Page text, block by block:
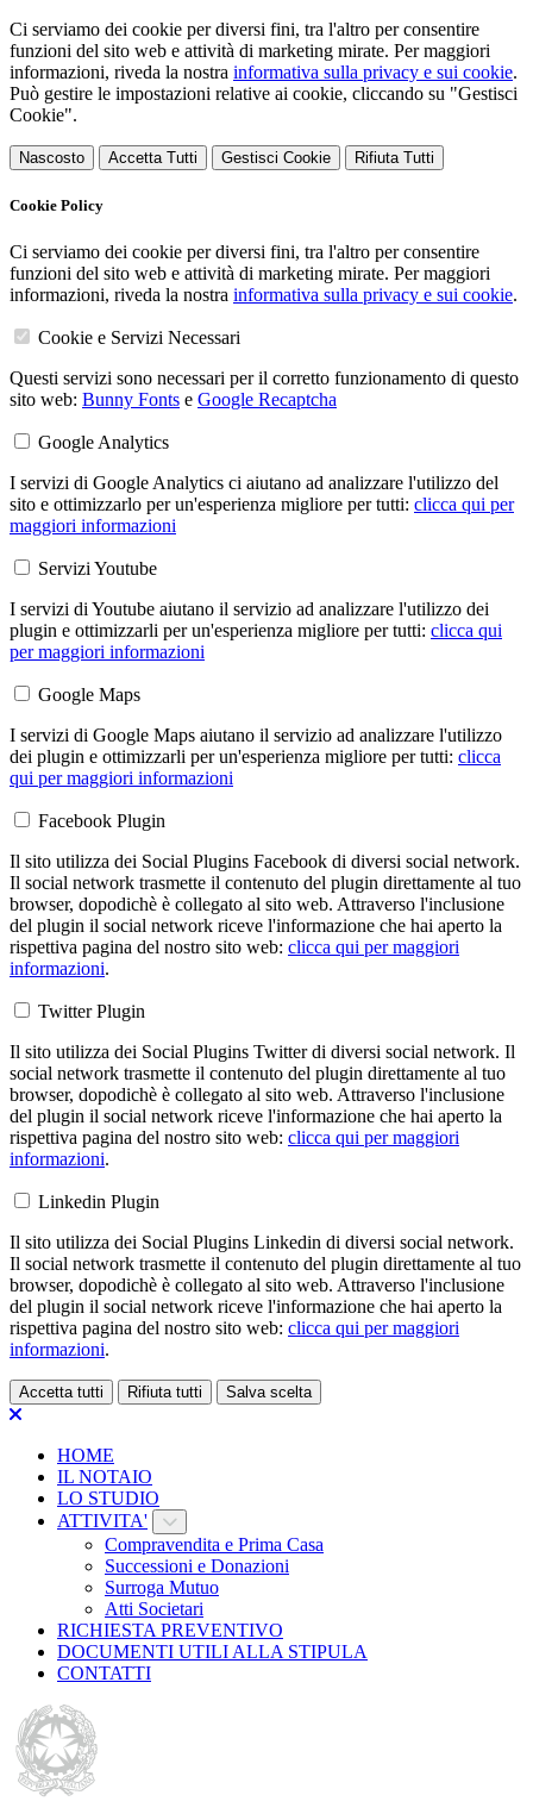
Ci serviamo dei cookie per diversi fini, tra l'altro per consentire
funzioni del sito web e attività di marketing mirate. Per maggiori
informazioni, riveda la nostra informativa sulla privacy e sui cookie.
Può gestire le impostazioni relative ai cookie, cliccando su "Gestisci
Cookie".
Nascosto Accetta Tutti Gestisci Cookie Rifiuta Tutti
Cookie Policy
Ci serviamo dei cookie per diversi fini, tra l'altro per consentire
funzioni del sito web e attività di marketing mirate. Per maggiori
informazioni, riveda la nostra informativa sulla privacy e sui cookie.
Cookie e Servizi Necessari
Questi servizi sono necessari per il corretto funzionamento di questo
sito web: Bunny Fonts e Google Recaptcha
Google Analytics
I servizi di Google Analytics ci aiutano ad analizzare l'utilizzo del
sito e ottimizzarlo per un'esperienza migliore per tutti: clicca qui per
maggiori informazioni
Servizi Youtube
I servizi di Youtube aiutano il servizio ad analizzare l'utilizzo dei
plugin e ottimizzarli per un'esperienza migliore per tutti: clicca qui
per maggiori informazioni
Google Maps
I servizi di Google Maps aiutano il servizio ad analizzare l'utilizzo
dei plugin e ottimizzarli per un'esperienza migliore per tutti: clicca
qui per maggiori informazioni
Facebook Plugin
Il sito utilizza dei Social Plugins Facebook di diversi social network.
Il social network trasmette il contenuto del plugin direttamente al tuo
browser, dopodichè è collegato al sito web. Attraverso l'inclusione
del plugin il social network riceve l'informazione che hai aperto la
rispettiva pagina del nostro sito web: clicca qui per maggiori
informazioni.
Twitter Plugin
Il sito utilizza dei Social Plugins Twitter di diversi social network. Il
social network trasmette il contenuto del plugin direttamente al tuo
browser, dopodichè è collegato al sito web. Attraverso l'inclusione
del plugin il social network riceve l'informazione che hai aperto la
rispettiva pagina del nostro sito web: clicca qui per maggiori
informazioni.
Linkedin Plugin
Il sito utilizza dei Social Plugins Linkedin di diversi social network.
Il social network trasmette il contenuto del plugin direttamente al tuo
browser, dopodichè è collegato al sito web. Attraverso l'inclusione
del plugin il social network riceve l'informazione che hai aperto la
rispettiva pagina del nostro sito web: clicca qui per maggiori
informazioni.
Accetta tutti Rifiuta tutti Salva scelta
Loading...
HOME
IL NOTAIO
LO STUDIO
ATTIVITA'
Compravendita e Prima Casa
Successioni e Donazioni
Surroga Mutuo
Atti Societari
RICHIESTA PREVENTIVO
DOCUMENTI UTILI ALLA STIPULA
CONTATTI